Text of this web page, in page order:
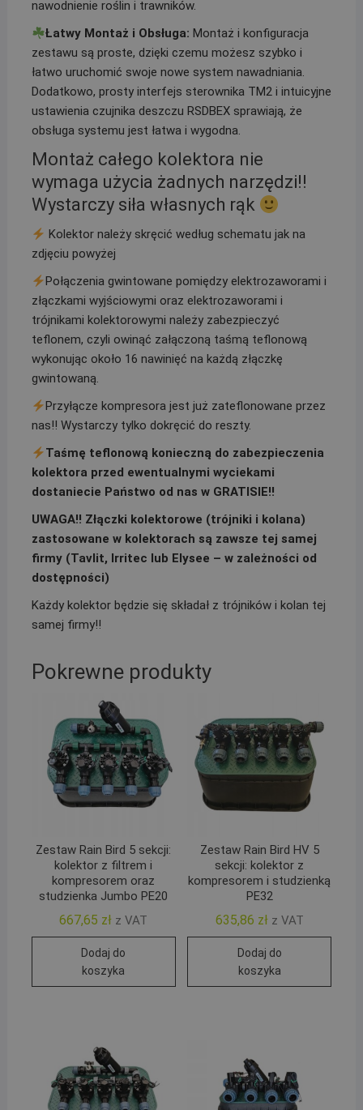
nawodnienie roślin i trawników.
Łatwy Montaż i Obsługa: Montaż i konfiguracja
zestawu są proste, dzięki czemu możesz szybko i
łatwo uruchomić swoje nowe system nawadniania.
Dodatkowo, prosty interfejs sterownika TM2 i intuicyjne
ustawienia czujnika deszczu RSDBEX sprawiają, że
obsługa systemu jest łatwa i wygodna.
Montaż całego kolektora nie
wymaga użycia żadnych narzędzi!!
Wystarczy siła własnych rąk
Kolektor należy skręcić według schematu jak na
zdjęciu powyżej
Połączenia gwintowane pomiędzy elektrozaworami i
złączkami wyjściowymi oraz elektrozaworami i
trójnikami kolektorowymi należy zabezpieczyć
teflonem, czyli owinąć załączoną taśmą teflonową
wykonując około 16 nawinięć na każdą złączkę
gwintowaną.
Przyłącze kompresora jest już zateflonowane przez
nas!! Wystarczy tylko dokręcić do reszty.
Taśmę teflonową konieczną do zabezpieczenia
kolektora przed ewentualnymi wyciekami
dostaniecie Państwo od nas w GRATISIE!!
UWAGA!! Złączki kolektorowe (trójniki i kolana)
zastosowane w kolektorach są zawsze tej samej
firmy (Tavlit, Irritec lub Elysee – w zależności od
dostępności)
Każdy kolektor będzie się składał z trójników i kolan tej
samej firmy!!
Pokrewne produkty
Zestaw Rain Bird 5 sekcji:
kolektor z filtrem i
kompresorem oraz
studzienka Jumbo PE20
667,65 zł z VAT
Dodaj do
koszyka
Zestaw Rain Bird HV 5
sekcji: kolektor z
kompresorem i studzienką
PE32
635,86 zł z VAT
Dodaj do
koszyka